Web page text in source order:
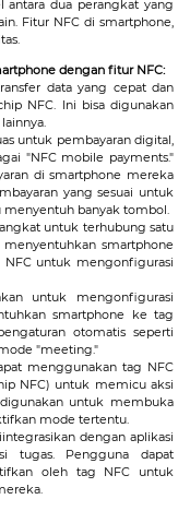
dua perangkat yang
Fitur NFC di smartphone,
dengan fitur NFC:
data yang cepat dan
NFC. Ini bisa digunakan
untuk pembayaran digital,
"NFC mobile payments."
di smartphone mereka
yang sesuai untuk
menyentuh banyak tombol.
untuk terhubung satu
menyentuhkan smartphone
untuk mengonfigurasi
untuk mengonfigurasi
smartphone ke tag
otomatis seperti
"meeting."
menggunakan tag NFC
NFC) untuk memicu aksi
untuk membuka
mode tertentu.
dengan aplikasi
tugas. Pengguna dapat
oleh tag NFC untuk